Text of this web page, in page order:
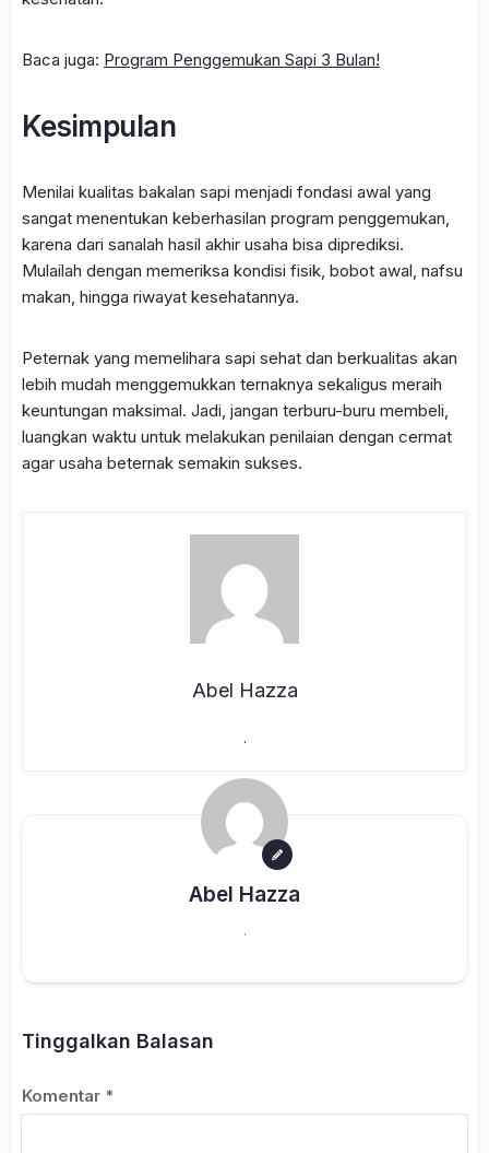
Baca juga: Program Penggemukan Sapi 3 Bulan!
Kesimpulan
Menilai kualitas bakalan sapi menjadi fondasi awal yang
sangat menentukan keberhasilan program penggemukan,
karena dari sanalah hasil akhir usaha bisa diprediksi.
Mulailah dengan memeriksa kondisi fisik, bobot awal, nafsu
makan, hingga riwayat kesehatannya.
Peternak yang memelihara sapi sehat dan berkualitas akan
lebih mudah menggemukkan ternaknya sekaligus meraih
keuntungan maksimal. Jadi, jangan terburu-buru membeli,
luangkan waktu untuk melakukan penilaian dengan cermat
agar usaha beternak semakin sukses.
Abel Hazza
.
Abel Hazza
.
Tinggalkan Balasan
Komentar *